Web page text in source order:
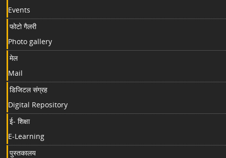
Events
फोटो गैलरी
Photo gallery
मेल
Mail
डिजिटल संग्रह
Digital Repository
ई- शिक्षा
E-Learning
पुस्तकालय